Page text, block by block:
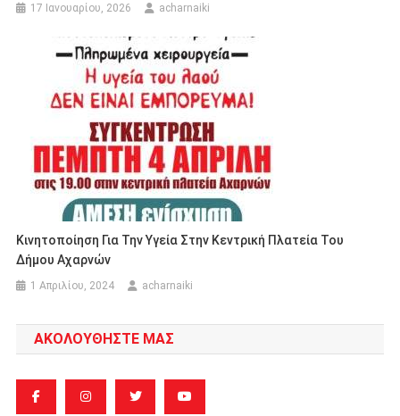
17 Ιανουαρίου, 2026 acharnaiki
Κινητοποίηση Για Την Υγεία Στην Κεντρική Πλατεία Του
Δήμου Αχαρνών
1 Απριλίου, 2024 acharnaiki
ΑΚΟΛΟΥΘΗΣΤΕ ΜΑΣ